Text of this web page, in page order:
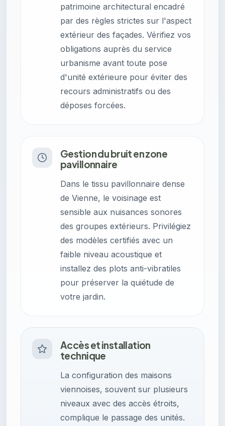
patrimoine architectural encadré
par des règles strictes sur l'aspect
extérieur des façades. Vérifiez vos
obligations auprès du service
urbanisme avant toute pose
d'unité extérieure pour éviter des
recours administratifs ou des
déposes forcées.
Gestion du bruit en zone
pavillonnaire
Dans le tissu pavillonnaire dense
de Vienne, le voisinage est
sensible aux nuisances sonores
des groupes extérieurs. Privilégiez
des modèles certifiés avec un
faible niveau acoustique et
installez des plots anti-vibratiles
pour préserver la quiétude de
votre jardin.
Accès et installation
technique
La configuration des maisons
viennoises, souvent sur plusieurs
niveaux avec des accès étroits,
complique le passage des unités.